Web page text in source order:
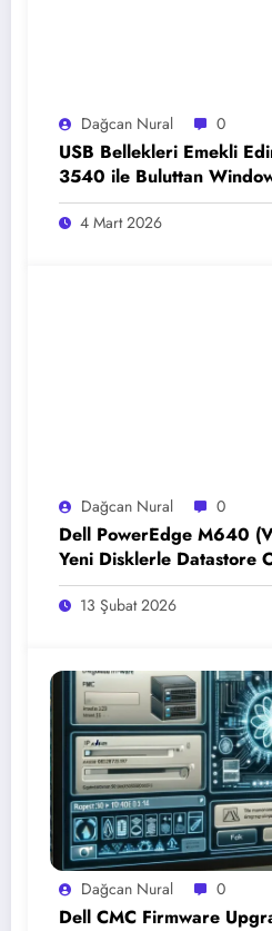
Dağcan Nural 0
USB Bellekleri Emekli
3540 ile Buluttan
4 Mart 2026
Dağcan Nural 0
Dell PowerEdge M640
Yeni Disklerle Datastore
13 Şubat 2026
Dağcan Nural 0
Dell CMC Firmware